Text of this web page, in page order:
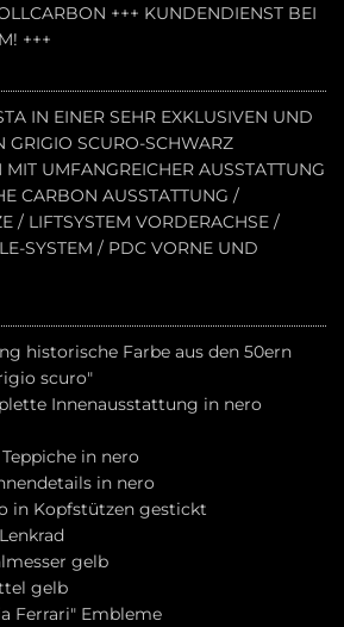
+++ KUNDENDIENST BEI
+++
IN EINER SEHR EXKLUSIVEN UND
GRIGIO SCURO-SCHWARZ
UMFANGREICHER AUSSTATTUNG
CARBON AUSSTATTUNG /
/ LIFTSYSTEM VORDERACHSE /
SYSTEM / PDC VORNE UND
historische Farbe aus den 50ern
scuro"
Innenausstattung in nero
in nero
in nero
in Kopfstützen gestickt
gelb
gelb
Ferrari" Embleme